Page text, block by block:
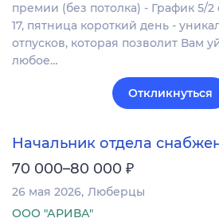
премии (без потолка) - График 5/2
17, пятница короткий день -
отпусков, которая позволит Вам
любое…
Откликнуться
Начальник отдела
70 000–80 000 ₽
26 мая 2026 Люберцы
ООО "АРИВА"